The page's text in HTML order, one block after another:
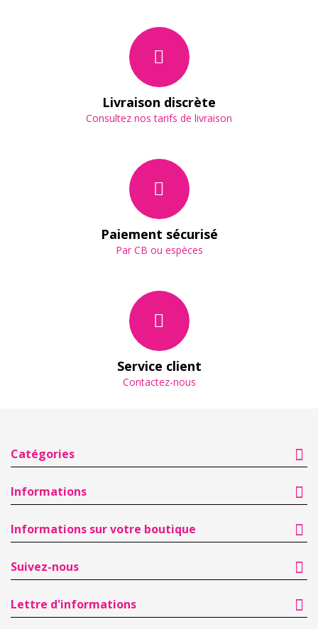
Livraison discrète
Consultez nos tarifs de livraison
Paiement sécurisé
Par CB ou espèces
Service client
Contactez-nous
Catégories
Informations
Informations sur votre boutique
Suivez-nous
Lettre d'informations